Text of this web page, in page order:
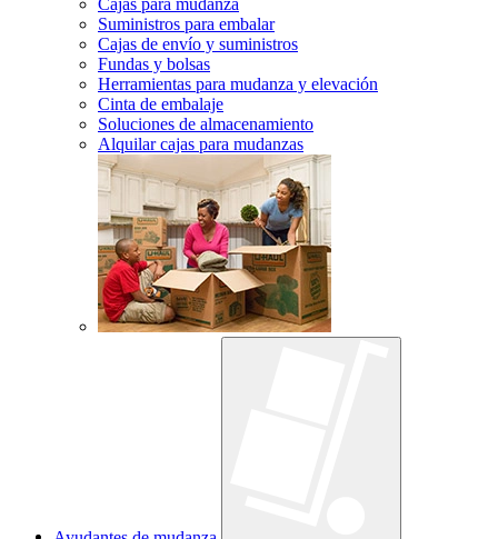
Suministros para embalar
Cajas de envío y suministros
Fundas y bolsas
Herramientas para mudanza y elevación
Cinta de embalaje
Soluciones de almacenamiento
Alquilar cajas para mudanzas